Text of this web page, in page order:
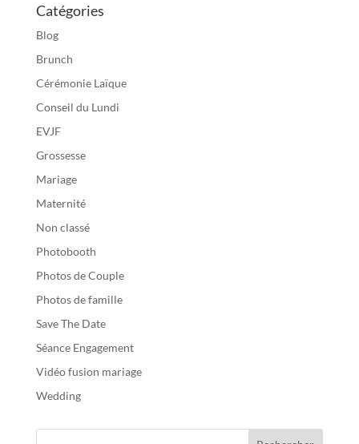
Catégories
Blog
Brunch
Cérémonie Laïque
Conseil du Lundi
EVJF
Grossesse
Mariage
Maternité
Non classé
Photobooth
Photos de Couple
Photos de famille
Save The Date
Séance Engagement
Vidéo fusion mariage
Wedding